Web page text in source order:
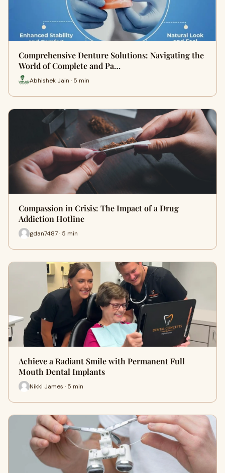
Comprehensive Denture Solutions: Navigating the
World of Complete and Pa…
Abhishek Jain · 5 min
Compassion in Crisis: The Impact of a Drug
Addiction Hotline
gdan7487 · 5 min
Achieve a Radiant Smile with Permanent Full
Mouth Dental Implants
Nikki James · 5 min